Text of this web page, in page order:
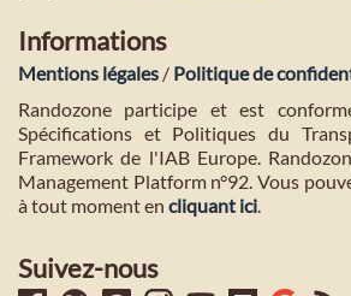
Informations
Mentions légales / Politique de
Randozone participe et est
Spécifications et Politiques du
Framework de l'IAB Europe.
Management Platform n°92. Vous
à tout moment en cliquant ici.
Suivez-nous